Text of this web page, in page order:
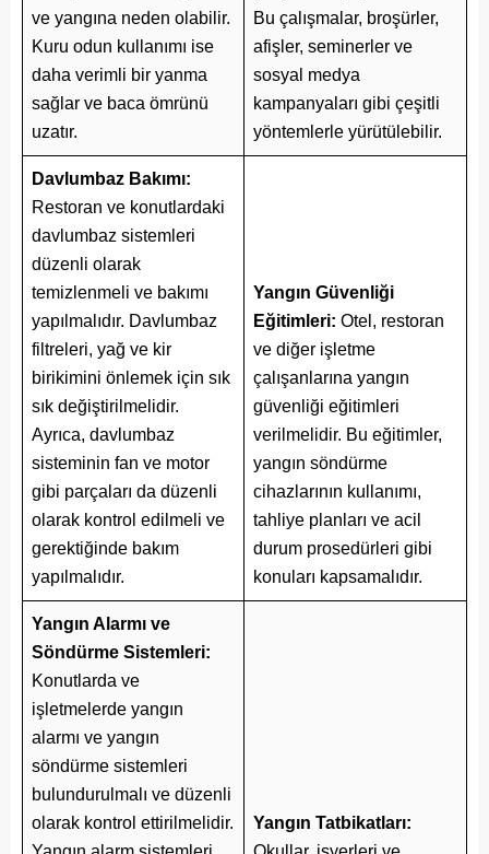
ve yangına neden olabilir.
Kuru odun kullanımı ise
daha verimli bir yanma
sağlar ve baca ömrünü
uzatır.
Bu çalışmalar, broşürler,
afişler, seminerler ve
sosyal medya
kampanyaları gibi çeşitli
yöntemlerle yürütülebilir.
Davlumbaz Bakımı:
Restoran ve konutlardaki
davlumbaz sistemleri
düzenli olarak
temizlenmeli ve bakımı
yapılmalıdır. Davlumbaz
filtreleri, yağ ve kir
birikimini önlemek için sık
sık değiştirilmelidir.
Ayrıca, davlumbaz
sisteminin fan ve motor
gibi parçaları da düzenli
olarak kontrol edilmeli ve
gerektiğinde bakım
yapılmalıdır.
Yangın Güvenliği
Eğitimleri: Otel, restoran
ve diğer işletme
çalışanlarına yangın
güvenliği eğitimleri
verilmelidir. Bu eğitimler,
yangın söndürme
cihazlarının kullanımı,
tahliye planları ve acil
durum prosedürleri gibi
konuları kapsamalıdır.
Yangın Alarmı ve
Söndürme Sistemleri:
Konutlarda ve
işletmelerde yangın
alarmı ve yangın
söndürme sistemleri
bulundurulmalı ve düzenli
olarak kontrol ettirilmelidir.
Yangın Tatbikatları: